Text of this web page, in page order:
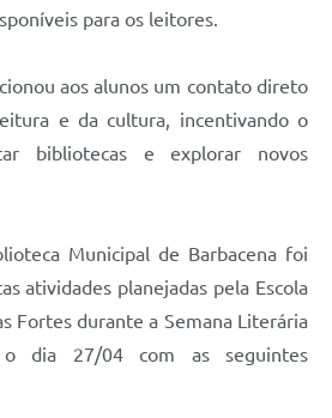
para os leitores.
aos alunos um contato direto
e da cultura, incentivando o
bibliotecas e explorar novos
Municipal de Barbacena foi
atividades planejadas pela Escola
Fortes durante a Semana Literária
dia 27/04 com as seguintes